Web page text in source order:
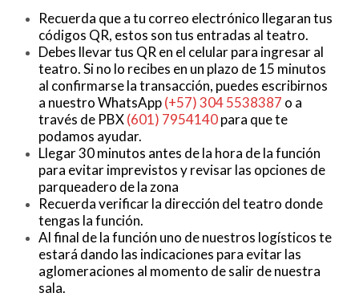
Recuerda que a tu correo electrónico llegaran tus
códigos QR, estos son tus entradas al teatro.
Debes llevar tus QR en el celular para ingresar al
teatro. Si no lo recibes en un plazo de 15 minutos
al confirmarse la transacción, puedes escribirnos
a nuestro WhatsApp(+57) 304 5538387 o a
través de PBX(601) 7954140para que te
podamos ayudar.
Llegar 30 minutos antes de la hora de la función
para evitar imprevistos y revisar las opciones de
parqueadero de la zona
Recuerda verificar la dirección del teatro donde
tengas la función.
Al final de la función uno de nuestros logísticos te
estará dando las indicaciones para evitar las
aglomeraciones al momento de salir de nuestra
sala.